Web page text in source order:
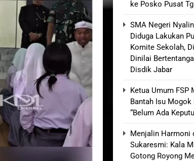
Kepala KUA Pabuaran dengan Istri
Mitra Pendidikan di Kabupaten Sukabumi
Desa Paseraman yang Lumpuh dan Hidup
PJIT 2026, Dukung Ketersediaan Air Irigasi bagi
ke Posko Pusat
SMA Negeri
Diduga Lakukan
Komite Sekolah,
Dinilai
Disdik Jabar
Ketua Umum FSP
Bantah Isu
“Belum Ada
Menjalin Harmoni
Sukaresmi: Kala
Gotong Royong